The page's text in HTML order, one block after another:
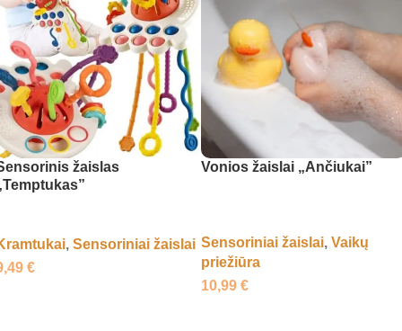
žaislas
, Sensoriniai žaislai
€
Vonios žaislai „Ančiukai”
Sensoriniai žaislai, Vaikų
priežiūra
10,99 €